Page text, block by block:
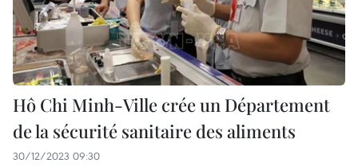
Hô Chi Minh-Ville crée un Département
de la sécurité sanitaire des aliments
30/12/2023 09:30